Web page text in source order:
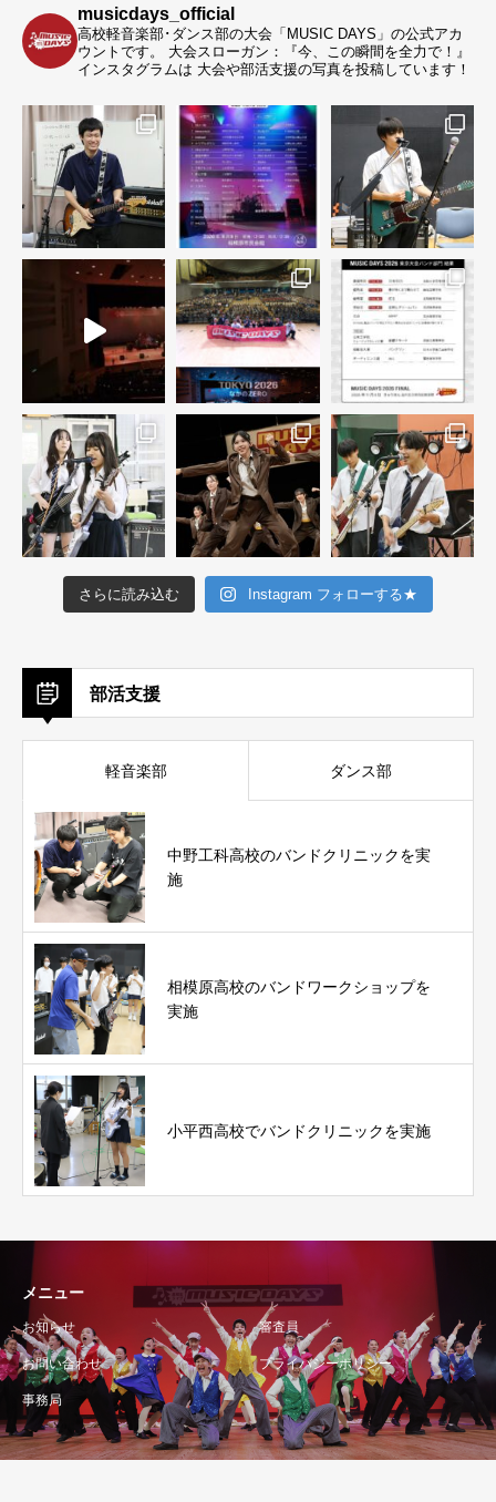
musicdays_official
高校軽音楽部･ダンス部の大会「MUSIC DAYS」の公式アカ
ウントです。
大会スローガン：『今、この瞬間を全力で！』
インスタグラムは 大会や部活支援の写真を投稿しています！
さらに読み込む Instagram フォローする★
部活支援
軽音楽部 ダンス部
中野工科高校のバンドクリニックを実
施
相模原高校のバンドワークショップを
実施
小平西高校でバンドクリニックを実施
メニュー
お知らせ 審査員
お問い合わせ プライバシーポリシー
事務局